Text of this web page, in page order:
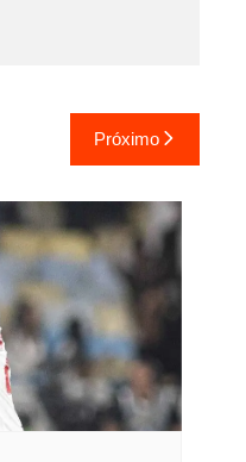
Próximo